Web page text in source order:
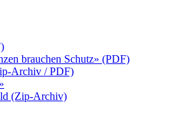
brauchen Schutz» (PDF)
Archiv / PDF)
(Zip-Archiv)